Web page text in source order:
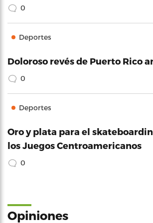
0
Deportes
Doloroso revés de Puerto Rico
0
Deportes
Oro y plata para el
los Juegos Centroamericanos
0
Opiniones